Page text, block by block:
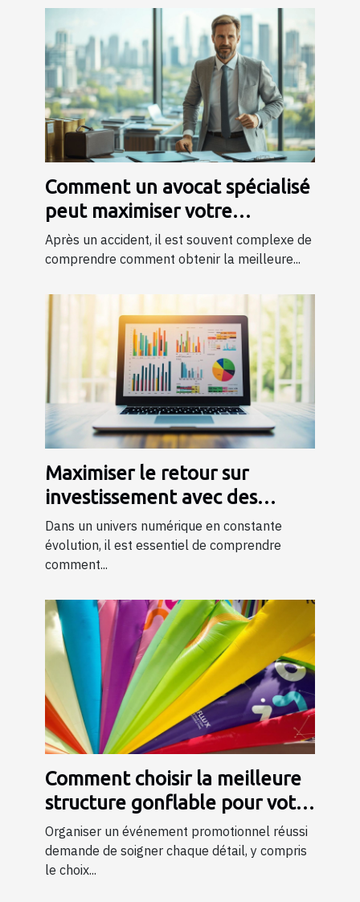
Comment un avocat spécialisé
peut maximiser votre
indemnisation après un
accident ?
Après un accident, il est souvent complexe de
comprendre comment obtenir la meilleure...
Maximiser le retour sur
investissement avec des
campagnes de publicité ciblée
en ligne
Dans un univers numérique en constante
évolution, il est essentiel de comprendre
comment...
Comment choisir la meilleure
structure gonflable pour votre
événement promotionnel
Organiser un événement promotionnel réussi
demande de soigner chaque détail, y compris
le choix...